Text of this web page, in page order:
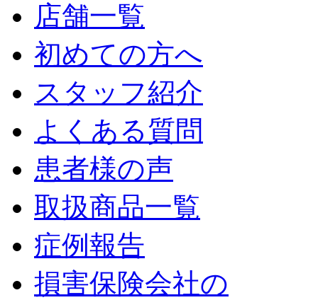
店舗一覧
初めての方へ
スタッフ紹介
よくある質問
患者様の声
取扱商品一覧
症例報告
損害保険会社の